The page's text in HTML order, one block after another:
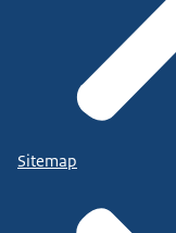
Sitemap